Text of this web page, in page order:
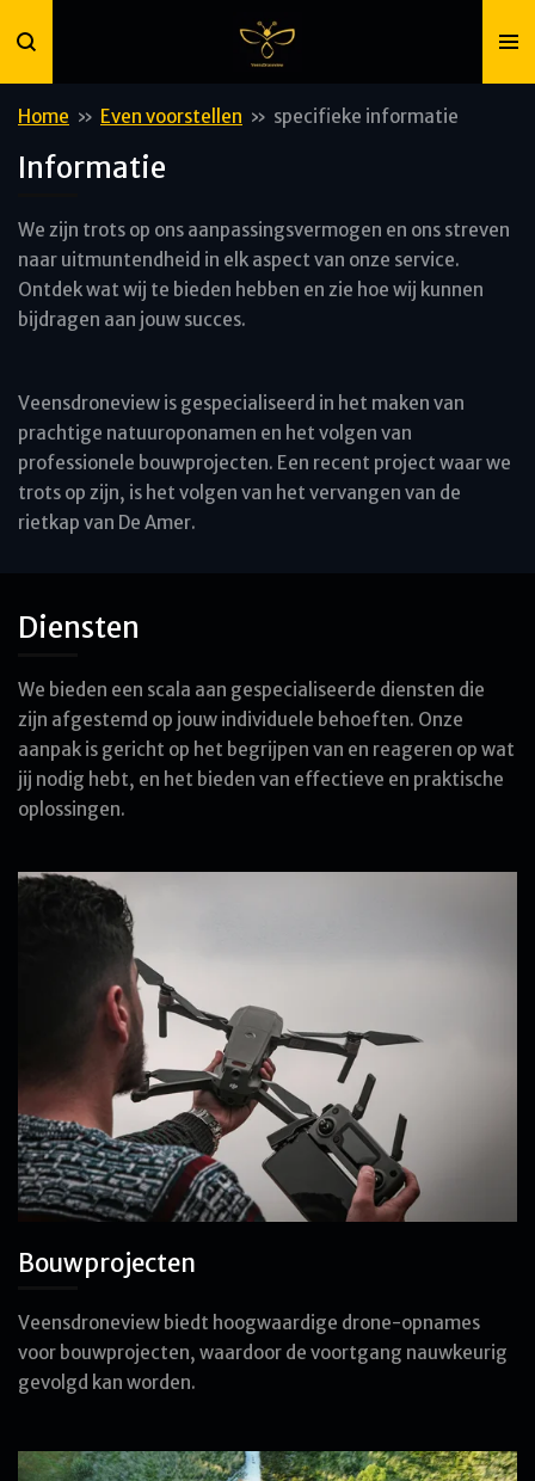
direct
naar
de
Home » Even voorstellen » specifieke informatie
Informatie
We zijn trots op ons aanpassingsvermogen en ons streven
naar uitmuntendheid in elk aspect van onze service.
Ontdek wat wij te bieden hebben en zie hoe wij kunnen
bijdragen aan jouw succes.
Veensdroneview is gespecialiseerd in het maken van
prachtige natuuroponamen en het volgen van
professionele bouwprojecten. Een recent project waar we
trots op zijn, is het volgen van het vervangen van de
rietkap van De Amer.
Diensten
We bieden een scala aan gespecialiseerde diensten die
zijn afgestemd op jouw individuele behoeften. Onze
aanpak is gericht op het begrijpen van en reageren op wat
jij nodig hebt, en het bieden van effectieve en praktische
oplossingen.
Bouwprojecten
Veensdroneview biedt hoogwaardige drone-opnames
voor bouwprojecten, waardoor de voortgang nauwkeurig
gevolgd kan worden.